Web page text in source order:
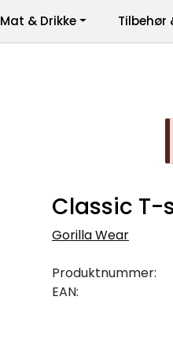
Mat & Drikke Tilbehør
Classic T-
Gorilla Wear
Produktnummer:
EAN: